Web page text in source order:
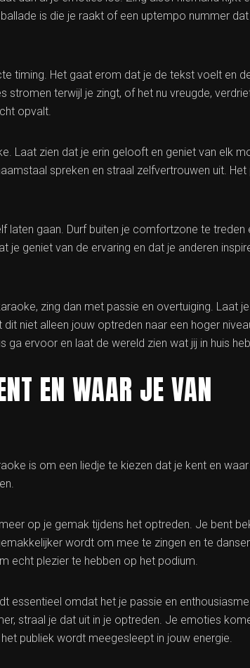
is die je raakt of een uptempo nummer dat
timing. Het gaat erom dat je de tekst voelt en
terwijl je zingt, of het nu vreugde,
opvalt.
Laat zien dat je erin gelooft en geniet van elk
spreken en straal zelfvertrouwen uit. Het
laten gaan. Durf buiten je comfortzone te treden
geniet van de ervaring en dat je anderen
zing dan met passie en overtuiging. Laat
niet alleen jouw optreden naar een hoger
ervoor en laat de wereld zien wat jij in huis
EN WAAR JE VAN
is om een liedje te kiezen dat je kent en
op je gemak tijdens het optreden. Je bent
wordt om mee te zingen en te
echt plezier te hebben op het podium.
essentieel omdat het je passie en
straal je dat uit in je optreden. Je emoties
publiek wordt meegesleept in jouw energie.